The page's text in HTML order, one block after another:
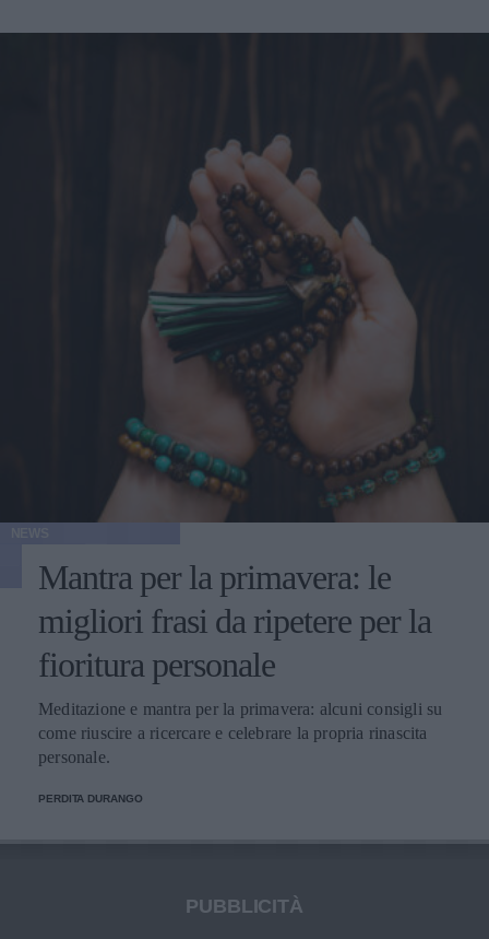
Mantra per la primavera: le
migliori frasi da ripetere per la
fioritura personale
Meditazione e mantra per la primavera: alcuni consigli su
come riuscire a ricercare e celebrare la propria rinascita
personale.
PERDITA DURANGO
PUBBLICITÀ